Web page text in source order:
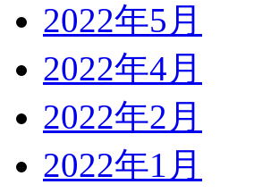
2022年5月
2022年4月
2022年2月
2022年1月